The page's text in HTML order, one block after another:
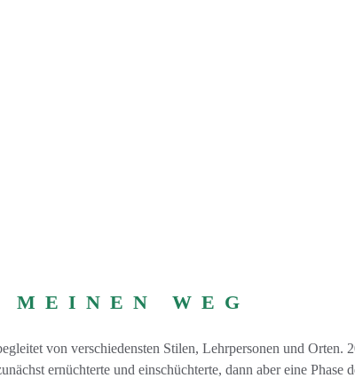
WEG
von verschiedensten Stilen, Lehrpersonen und Orten.
ernüchterte und einschüchterte, dann aber eine Phase